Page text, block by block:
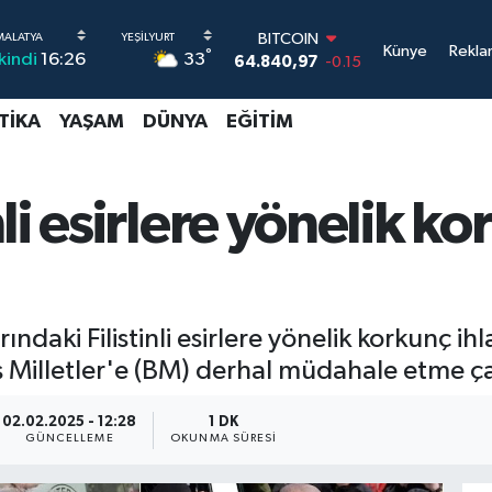
İkindi 16:26 33°
47,7436
EURO
55,2510
6660.55
0
BİST100
Künye
YAŞAM DÜNYA EĞITIM
esirlere yönelik
Filistinli esirlere yönelik korkunç
(BM) derhal müdahale etme
02.02.2025 - 12:28
GÜNCELLEME
1 DK
OKUNMA SÜRESI